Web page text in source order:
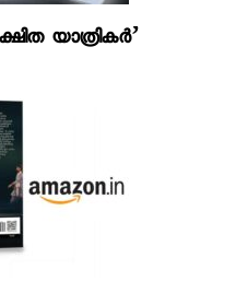
യാത്രികര്‍’